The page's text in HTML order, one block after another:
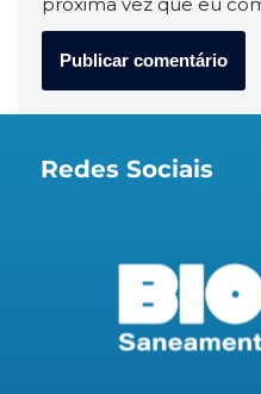
próxima vez que eu
Redes Sociais